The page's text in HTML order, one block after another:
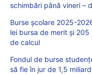
schimbări până vineri –
Burse școlare 2025-
lei bursa de merit și
de calcul
Fondul de burse
să fie în jur de 1,5